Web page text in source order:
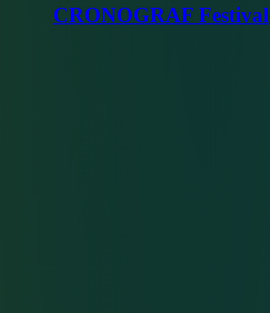
CRONOGRAF Festival